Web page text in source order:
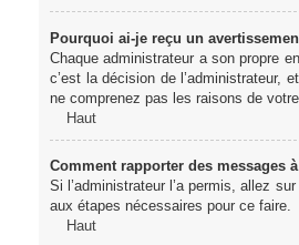
Pourquoi ai-je reçu un
Chaque administrateur a son propre
c’est la décision de l’administrateur,
ne comprenez pas les raisons de
Haut
Comment rapporter des messages
Si l’administrateur l’a permis, allez
aux étapes nécessaires pour ce faire.
Haut